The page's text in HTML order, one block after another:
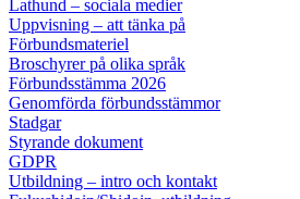
Lathund – sociala medier
Uppvisning – att tänka på
Förbundsmateriel
Broschyrer på olika språk
Förbundsstämma 2026
Genomförda förbundsstämmor
Stadgar
Styrande dokument
GDPR
Utbildning – intro och kontakt